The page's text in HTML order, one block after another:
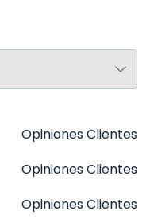
Opiniones Clientes
Opiniones Clientes
Opiniones Clientes